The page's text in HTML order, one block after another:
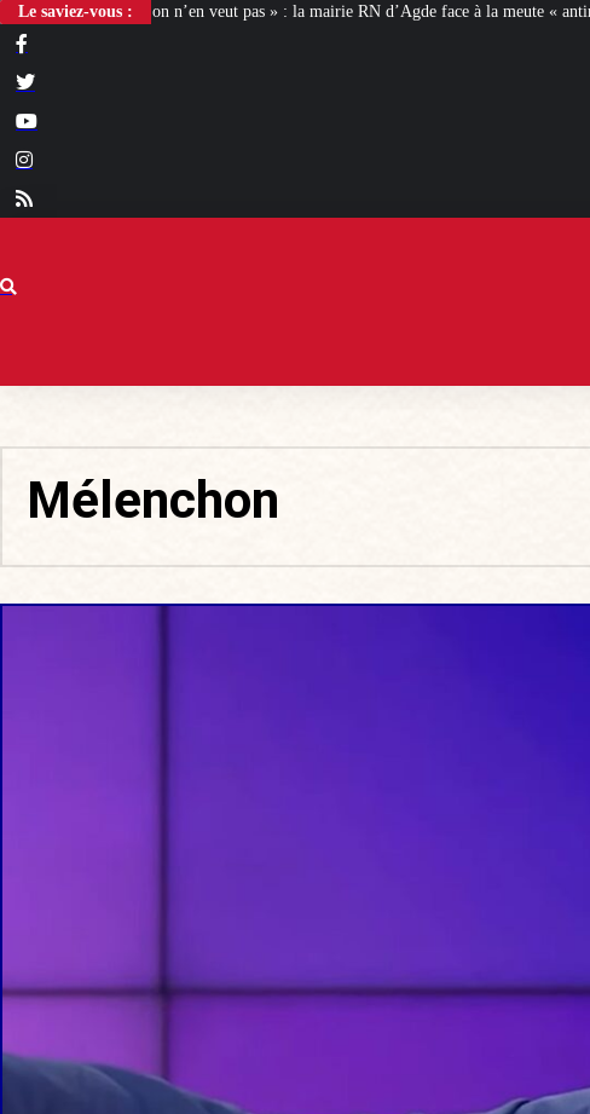
Le saviez-vous :
veut pas » : la mairie RN d’Agde face à la meute « antiraciste » La hausse de
Mélenchon